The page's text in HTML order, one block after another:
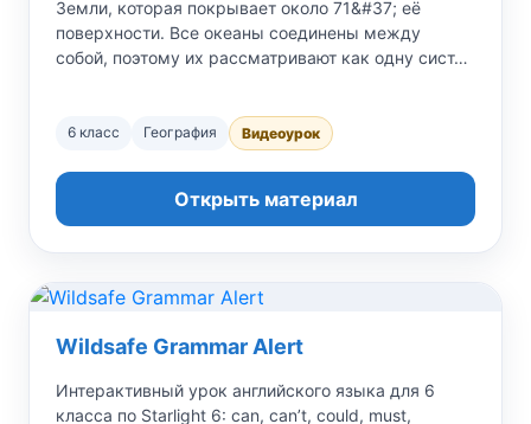
Земли, которая покрывает около 71&#37; её
поверхности. Все океаны соединены между
собой, поэтому их рассматривают как одну сист…
6 класс География Видеоурок
Открыть материал
Wildsafe Grammar Alert
Интерактивный урок английского языка для 6
класса по Starlight 6: can, can’t, could, must,